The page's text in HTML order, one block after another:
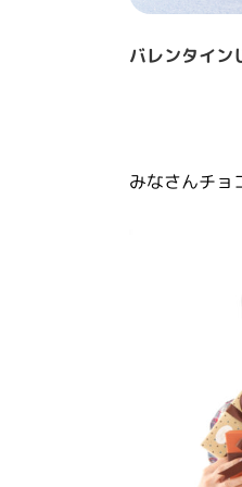
バレンタイン
みなさんチョ